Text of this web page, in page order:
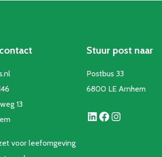
13
voor leefomgeving
Stuur post naar
Postbus 33
6800 LE Arnhem
LinkedIn Facebook Instagram